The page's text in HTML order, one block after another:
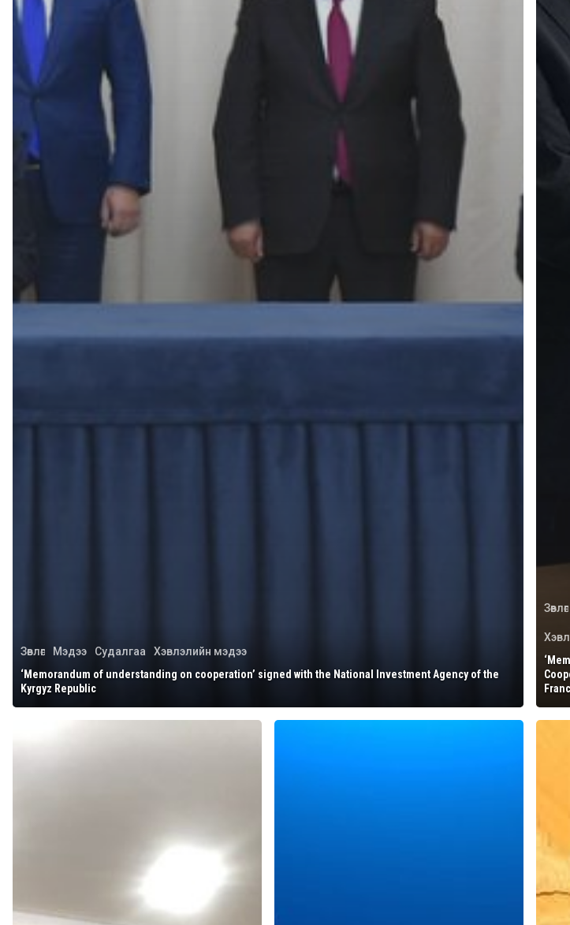
Зөвлөгөө Мэдээ Судалгаа
Хэвлэлийн мэдээ
‘Memorandum of understanding on cooperation’ signed with the National Investment Agency of the
Kyrgyz Republic
Зөвлөгөө